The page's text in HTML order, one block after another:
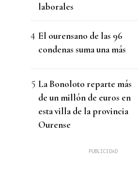
laborales
El ourensano de las 96
condenas suma una más
La Bonoloto reparte más
de un millón de euros en
esta villa de la provincia
Ourense